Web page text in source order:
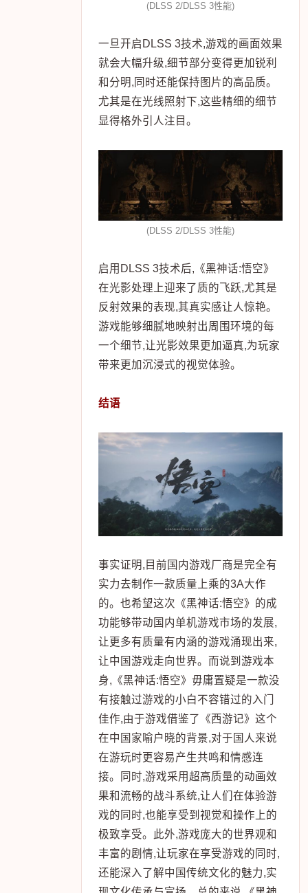
(DLSS 2/DLSS 3性能)
一旦开启DLSS 3技术,游戏的画面效果
就会大幅升级,细节部分变得更加锐利
和分明,同时还能保持图片的高品质。
尤其是在光线照射下,这些精细的细节
显得格外引人注目。
(DLSS 2/DLSS 3性能)
启用DLSS 3技术后,《黑神话:悟空》
在光影处理上迎来了质的飞跃,尤其是
反射效果的表现,其真实感让人惊艳。
游戏能够细腻地映射出周围环境的每
一个细节,让光影效果更加逼真,为玩家
带来更加沉浸式的视觉体验。
结语
事实证明,目前国内游戏厂商是完全有
实力去制作一款质量上乘的3A大作
的。也希望这次《黑神话:悟空》的成
功能够带动国内单机游戏市场的发展,
让更多有质量有内涵的游戏涌现出来,
让中国游戏走向世界。而说到游戏本
身,《黑神话:悟空》毋庸置疑是一款没
有接触过游戏的小白不容错过的入门
佳作,由于游戏借鉴了《西游记》这个
在中国家喻户晓的背景,对于国人来说
在游玩时更容易产生共鸣和情感连
接。同时,游戏采用超高质量的动画效
果和流畅的战斗系统,让人们在体验游
戏的同时,也能享受到视觉和操作上的
极致享受。此外,游戏庞大的世界观和
丰富的剧情,让玩家在享受游戏的同时,
还能深入了解中国传统文化的魅力,实